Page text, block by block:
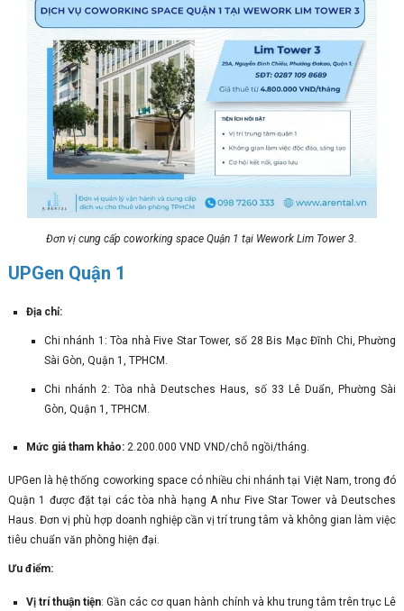
Đơn vị cung cấp coworking space Quận 1 tại Wework Lim Tower 3.
UPGen Quận 1
Địa chỉ:
Chi nhánh 1: Tòa nhà Five Star Tower, số 28 Bis Mạc Đĩnh Chi, Phường
Sài Gòn, Quận 1, TPHCM.
Chi nhánh 2: Tòa nhà Deutsches Haus, số 33 Lê Duẩn, Phường Sài
Gòn, Quận 1, TPHCM.
Mức giá tham khảo:2.200.000 VND VND/chỗ ngồi/tháng.
UPGen là hệ thống coworking space có nhiều chi nhánh tại Việt Nam, trong đó
Quận 1 được đặt tại các tòa nhà hạng A như Five Star Tower và Deutsches
Haus. Đơn vị phù hợp doanh nghiệp cần vị trí trung tâm và không gian làm việc
tiêu chuẩn văn phòng hiện đại.
Ưu điểm:
Vị trí thuận tiện: Gần các cơ quan hành chính và khu trung tâm trên trục Lê